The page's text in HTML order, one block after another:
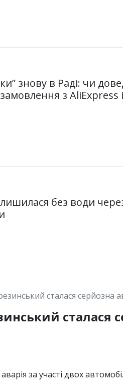
знову в Раді: чи
з AliExpress
без води
сталася серйозна
сталася
за участі двох